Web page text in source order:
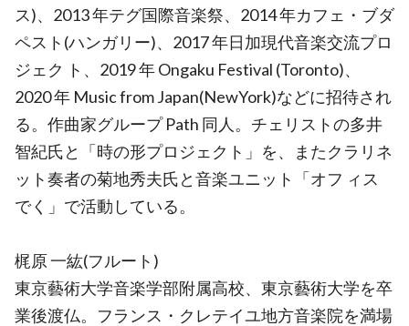
ス)、2013 年テグ国際音楽祭、2014 年カフェ・ブダ
ペスト(ハンガリー)、2017 年日加現代音楽交流プロ
ジェク ト、2019 年 Ongaku Festival (Toronto)、
2020 年 Music from Japan(NewYork)などに招待され
る。作曲家グループ Path 同人。チェリストの多井
智紀氏と「時の形プロジェクト」を、またクラリネ
ット奏者の菊地秀夫氏と音楽ユニット「オフ ィス
でく」で活動している。
梶原 一紘(フルート)
東京藝術大学音楽学部附属高校、東京藝術大学を卒
業後渡仏。フランス・クレテイユ地方音楽院を満場